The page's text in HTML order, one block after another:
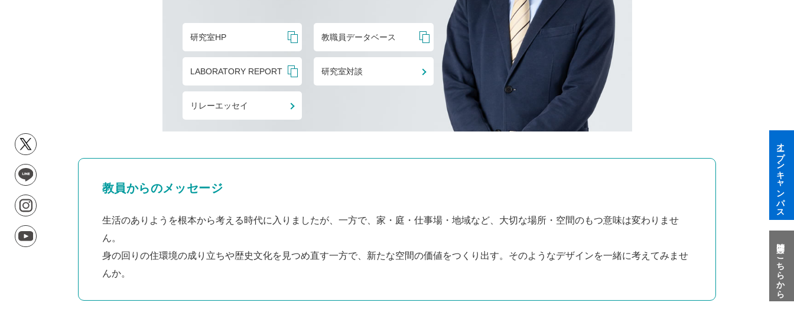
研究室HP 教職員データベース
LABORATORY REPORT 研究室対談
リレーエッセイ
教員からのメッセージ
生活のありようを根本から考える時代に入りましたが、一方で、家・庭・仕事場・地域など、大切な場所・空間のもつ意味は変わりませ
ん。
身の回りの住環境の成り立ちや歴史文化を見つめ直す一方で、新たな空間の価値をつくり出す。そのようなデザインを一緒に考えてみませ
んか。
オープンキャンパス
質問はこちらから